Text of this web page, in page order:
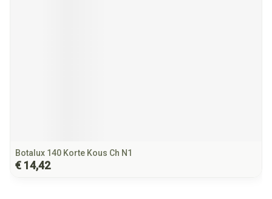
Botalux 140 Korte Kous Ch N1
€ 14,42